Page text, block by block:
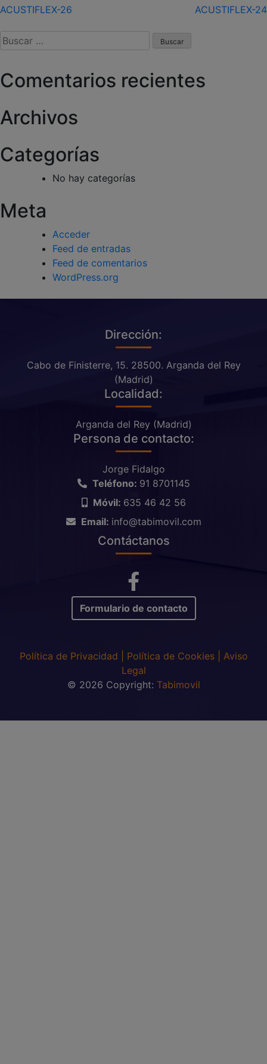
Navegación
de
entradas
ACUSTIFLEX-26 ACUSTIFLEX-24
Buscar:
Comentarios recientes
Archivos
Categorías
No hay categorías
Meta
Acceder
Feed de entradas
Feed de comentarios
WordPress.org
Dirección:
Cabo de Finisterre, 15. 28500. Arganda del Rey
(Madrid)
Localidad:
Arganda del Rey (Madrid)
Persona de contacto:
Jorge Fidalgo
Teléfono: 91 8701145
Móvil: 635 46 42 56
Email: info@tabimovil.com
Contáctanos
Formulario de contacto
Política de Privacidad Política de Cookies
Aviso
Legal
© 2026 Copyright: Tabimovil